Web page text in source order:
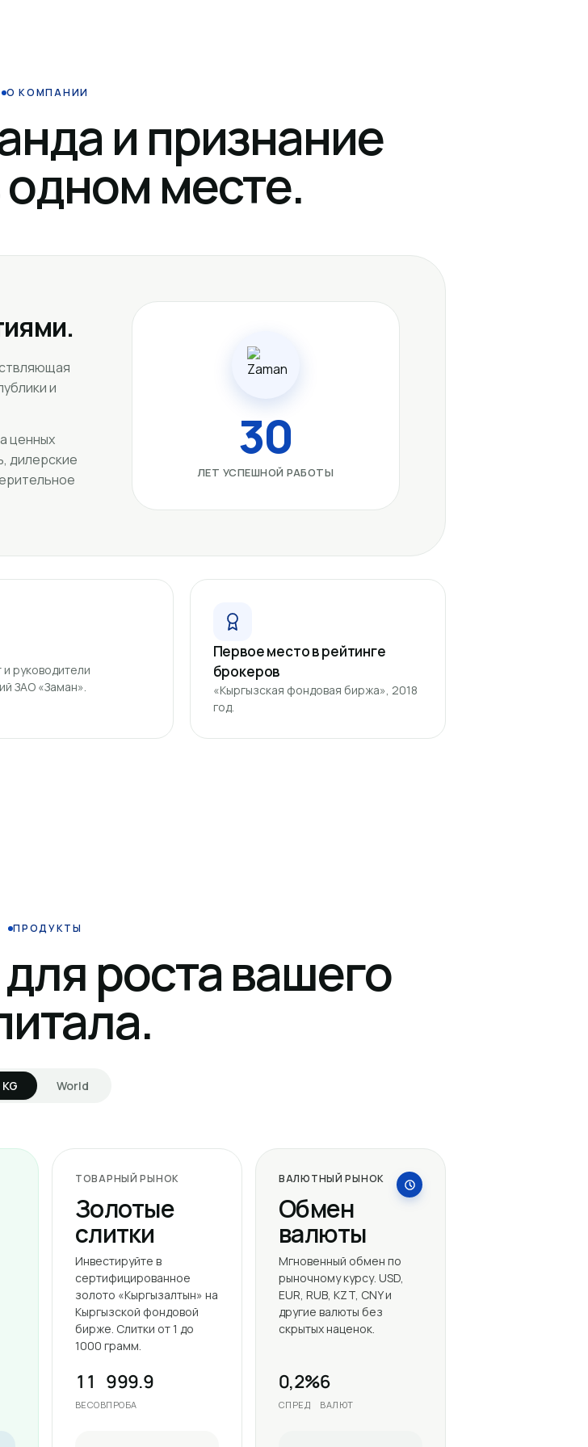
О КОМПАНИИ
и признание
месте.
и
ценных
дилерские
30
ЛЕТ УСПЕШНОЙ РАБОТЫ
руководители
ЗАО «Заман».
Первое место в рейтинге
брокеров
«Кыргызская фондовая биржа», 2018
год.
ПРОДУКТЫ
роста вашего
KG World
ТОВАРНЫЙ РЫНОК
Золотые
слитки
Инвестируйте в
сертифицированное
золото «Кыргызалтын» на
Кыргызской фондовой
бирже. Слитки от 1 до
1000 грамм.
11
ВЕСОВ
999.9
ПРОБА
ВАЛЮТНЫЙ РЫНОК
Обмен
валюты
Мгновенный обмен по
рыночному курсу. USD,
EUR, RUB, KZT, CNY и
другие валюты без
скрытых наценок.
0,2%
СПРЕД
6
ВАЛЮТ